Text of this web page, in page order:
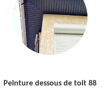
Peinture dessous de toit 88